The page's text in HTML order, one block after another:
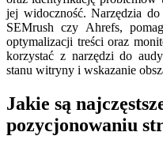
jej widoczność. Narzędzia
SEMrush czy Ahrefs,
optymalizacji treści oraz
korzystać z narzędzi do
stanu witryny i wskazanie
Jakie są
pozycjonowaniu